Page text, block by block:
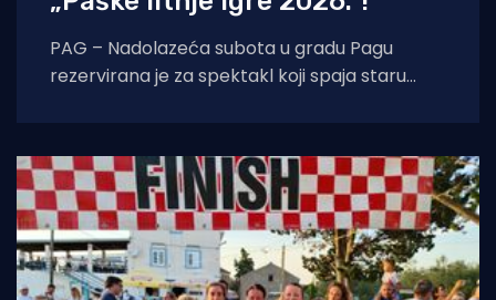
PAG – Nadolazeća subota u gradu Pagu
rezervirana je za spektakl koji spaja staru